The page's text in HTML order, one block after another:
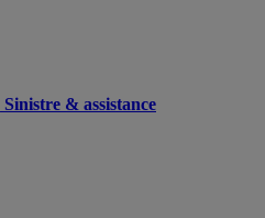
Sinistre & assistance